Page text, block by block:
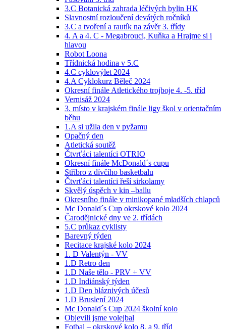
3.C Botanická zahrada léčivých bylin HK
Slavnostní rozloučení devátých ročníků
3.C a tvoření a rautík na závěr 3. třídy
4. A a 4. C - Megabrouci, Kuňka a Hrajme si i
hlavou
Robot Loona
Třídnická hodina v 5.C
4.C cyklovýlet 2024
4.A Cyklokurz Běleč 2024
Okresní finále Atletického trojboje 4. -5. tříd
Vernisáž 2024
3. místo v krajském finále ligy škol v orientačním
běhu
1.A si užila den v pyžamu
Opačný den
Atletická soutěž
Čtvrťáci talentíci OTRIO
Okresní finále McDonald´s cupu
Stříbro z dívčího basketbalu
Čtvrťáci talentíci řeší sirkolamy
Skvělý úspěch v kin –ballu
Okresního finále v minikopané mladších chlapců
Mc Donald´s Cup okrskové kolo 2024
Čarodějnické dny ve 2. třídách
5.C průkaz cyklisty
Barevný týden
Recitace krajské kolo 2024
1. D Valentýn - VV
1.D Retro den
1.D Naše tělo - PRV + VV
1.D Indiánský týden
1.D Den bláznivých účesů
1.D Bruslení 2024
Mc Donald´s Cup 2024 školní kolo
Objevili jsme volejbal
Fotbal – okrskové kolo 8. a 9. tříd